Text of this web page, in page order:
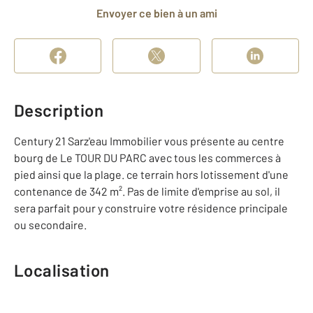
Envoyer ce bien à un ami
Description
Century 21 Sarz'eau Immobilier vous présente au centre
bourg de Le TOUR DU PARC avec tous les commerces à
pied ainsi que la plage. ce terrain hors lotissement d'une
contenance de 342 m². Pas de limite d'emprise au sol, il
sera parfait pour y construire votre résidence principale
ou secondaire.
Localisation